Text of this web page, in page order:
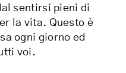
sentirsi pieni di
la vita. Questo è
ogni giorno ed
voi.